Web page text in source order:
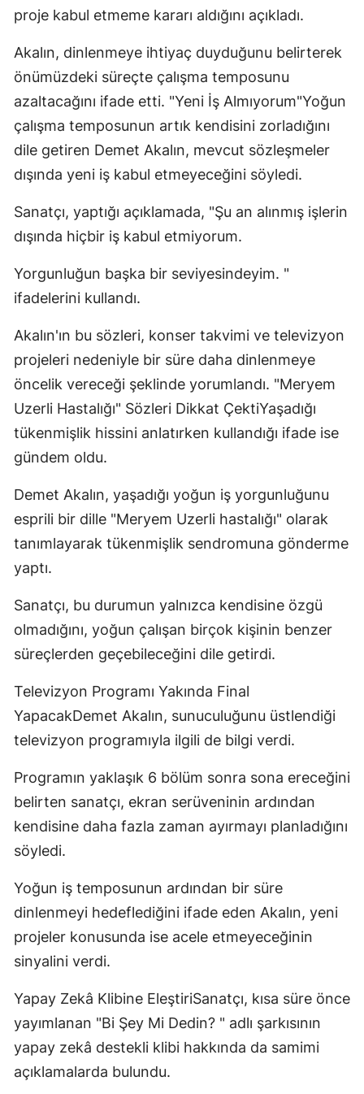
proje kabul etmeme kararı aldığını açıkladı.
Akalın, dinlenmeye ihtiyaç duyduğunu belirterek
önümüzdeki süreçte çalışma temposunu
azaltacağını ifade etti. "Yeni İş Almıyorum"Yoğun
çalışma temposunun artık kendisini zorladığını
dile getiren Demet Akalın, mevcut sözleşmeler
dışında yeni iş kabul etmeyeceğini söyledi.
Sanatçı, yaptığı açıklamada, "Şu an alınmış işlerin
dışında hiçbir iş kabul etmiyorum.
Yorgunluğun başka bir seviyesindeyim. "
ifadelerini kullandı.
Akalın'ın bu sözleri, konser takvimi ve televizyon
projeleri nedeniyle bir süre daha dinlenmeye
öncelik vereceği şeklinde yorumlandı. "Meryem
Uzerli Hastalığı" Sözleri Dikkat ÇektiYaşadığı
tükenmişlik hissini anlatırken kullandığı ifade ise
gündem oldu.
Demet Akalın, yaşadığı yoğun iş yorgunluğunu
esprili bir dille "Meryem Uzerli hastalığı" olarak
tanımlayarak tükenmişlik sendromuna gönderme
yaptı.
Sanatçı, bu durumun yalnızca kendisine özgü
olmadığını, yoğun çalışan birçok kişinin benzer
süreçlerden geçebileceğini dile getirdi.
Televizyon Programı Yakında Final
YapacakDemet Akalın, sunuculuğunu üstlendiği
televizyon programıyla ilgili de bilgi verdi.
Programın yaklaşık 6 bölüm sonra sona ereceğini
belirten sanatçı, ekran serüveninin ardından
kendisine daha fazla zaman ayırmayı planladığını
söyledi.
Yoğun iş temposunun ardından bir süre
dinlenmeyi hedeflediğini ifade eden Akalın, yeni
projeler konusunda ise acele etmeyeceğinin
sinyalini verdi.
Yapay Zekâ Klibine EleştiriSanatçı, kısa süre önce
yayımlanan "Bi Şey Mi Dedin? " adlı şarkısının
yapay zekâ destekli klibi hakkında da samimi
açıklamalarda bulundu.